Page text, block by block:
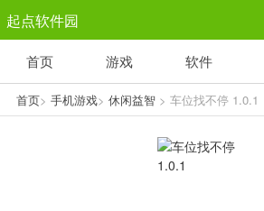
起点软件园
塔防游戏
1千+款游戏
休闲益智
1万+款游戏
赛车竞速
3百+款游戏
首页 游戏 软件
首页> 手机游戏> 休闲益智> 车位找不停 1.0.1